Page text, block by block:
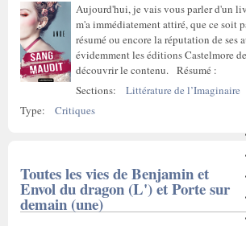
Aujourd'hui, je vais vous parler d'un
m'a immédiatement attiré, que ce soit
résumé ou encore la réputation de ses
évidemment les éditions Castelmore
découvrir le contenu. Résumé :
Sections:
Littérature de l’Imaginaire
Type:
Critiques
Toutes les vies de Benjamin et
Envol du dragon (L') et Porte sur
demain (une)